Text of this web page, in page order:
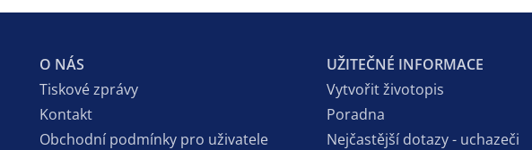
O NÁS
Tiskové zprávy
Kontakt
Obchodní podmínky pro uživatele
UŽITEČNÉ INFORMACE
Vytvořit životopis
Poradna
Nejčastější dotazy - uchazeči